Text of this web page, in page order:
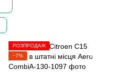
РОЗПРОДАЖ
−7%